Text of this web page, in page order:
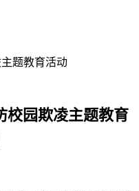
题教育活动
校园欺凌主题教育